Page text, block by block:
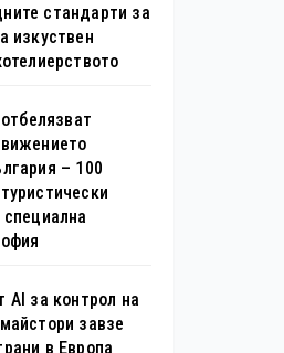
стандарти за
изкуствен
– 100
AI за контрол на
завзе
в Европа